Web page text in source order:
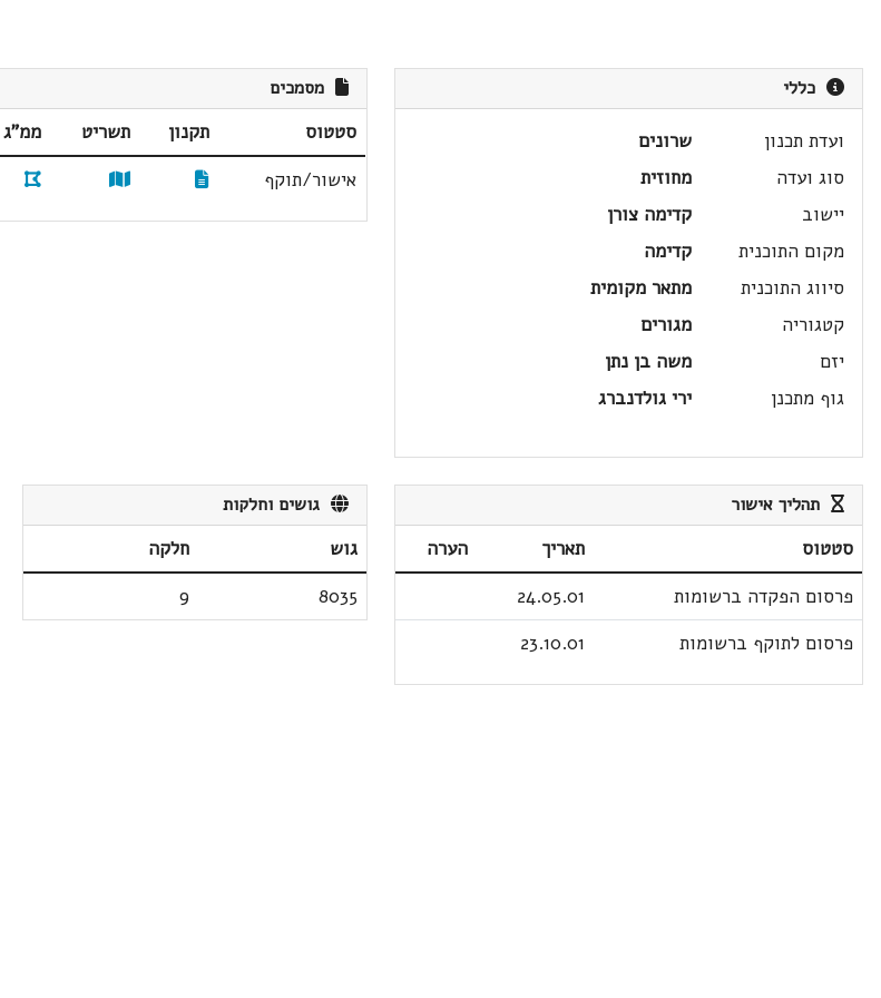
כללי
ועדת תכנון
שרונים
סוג ועדה
מחוזית
יישוב
קדימה צורן
מקום התוכנית
קדימה
סיווג התוכנית
מתאר מקומית
קטגוריה
מגורים
יזם
משה בן נתן
גוף מתכנן
ירי גולדנברג
מסמכים
סטטוס תקנון תשריט ממ"ג
אישור/תוקף
תהליך אישור
סטטוס תאריך
הערה
פרסום הפקדה ברשומות
24.05.01
פרסום לתוקף ברשומות
23.10.01
גושים וחלקות
גוש
חלקה
8035
9